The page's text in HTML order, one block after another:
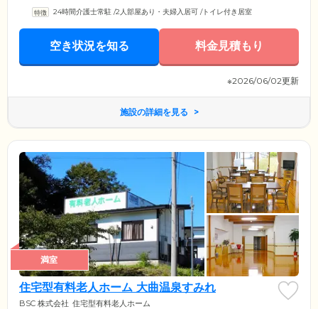
24時間介護士常駐 /2人部屋あり・夫婦入居可 /トイレ付き居室
空き状況を知る 料金見積もり
※2026/06/02更新
施設の詳細を見る
満室
住宅型有料老人ホーム 大曲温泉すみれ
BSC 株式会社 住宅型有料老人ホーム